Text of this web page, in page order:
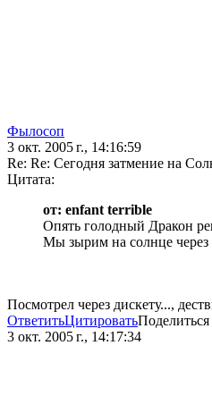
Фылосоп
3 окт. 2005 г., 14:16:59
Re: Re: Сегодня затмение на
Цитата:
от: enfant terrible
Опять голодный Дракон
Мы зырим на солнце через
Посмотрел через дискету...,
ОтветитьЦитироватьПоделиться
3 окт. 2005 г., 14:17:34